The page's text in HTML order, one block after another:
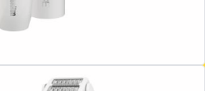
Braun Face FS 1000 Mini Hair Remover